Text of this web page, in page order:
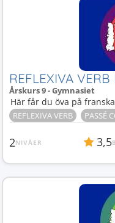
REFLEXIVA VERB
Årskurs 9 - Gymnasiet
Här får du öva på
REFLEXIVA VERB PASSÉ
2NIVÅER 3,5